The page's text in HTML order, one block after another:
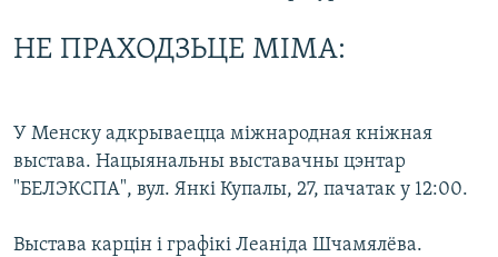
НЕ ПРАХОДЗЬЦЕ МІМА:
У Менску адкрываецца міжнародная кніжная
выстава. Нацыянальны выставачны цэнтар
"БЕЛЭКСПА", вул. Янкі Купалы, 27, пачатак у 12:00.
Выстава карцін і графікі Леаніда Шчамялёва.